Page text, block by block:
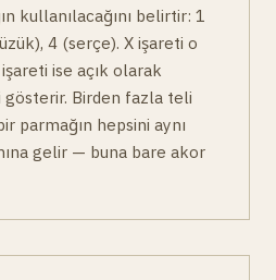
kullanılacağını belirtir: 1
4 (serçe). X işareti o
ise açık olarak
gösterir. Birden fazla teli
parmağın hepsini aynı
gelir — buna bare akor